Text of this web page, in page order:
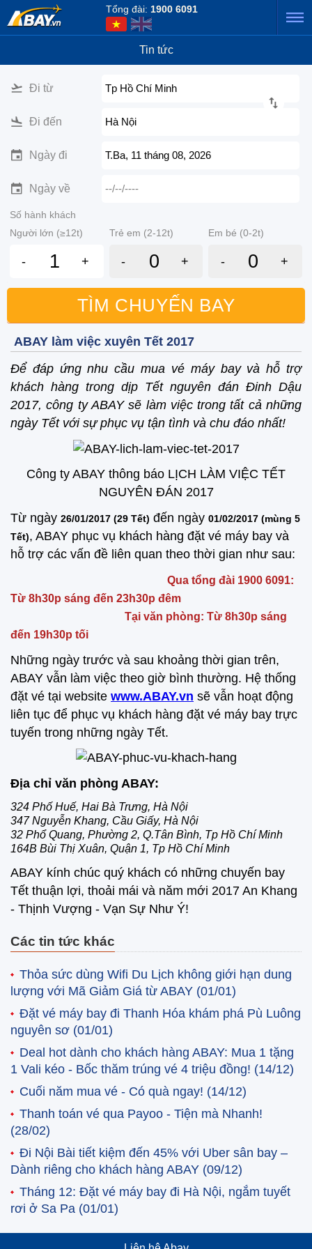
Tổng đài: 1900 6091
Tin tức
Đi từ Tp Hồ Chí Minh
Đi đến Hà Nội
Ngày đi T.Ba, 11 tháng 08, 2026
Ngày về --/--/----
Số hành khách
Người lớn (≥12t)
Trẻ em (2-12t) Em bé (0-2t)
- + - + - +
TÌM CHUYẾN BAY
ABAY làm việc xuyên Tết 2017
Để đáp ứng nhu cầu mua vé máy bay và hỗ trợ
khách hàng trong dịp Tết nguyên đán Đinh Dậu
2017, công ty ABAY sẽ làm việc trong tất cả những
ngày Tết với sự phục vụ tận tình và chu đáo nhất!
Công ty ABAY thông báo LỊCH LÀM VIỆC TẾT
NGUYÊN ĐÁN 2017
Từ ngày 26/01/2017 (29 Tết) đến ngày 01/02/2017 (mùng 5
Tết), ABAY phục vụ khách hàng đặt vé máy bay và
hỗ trợ các vấn đề liên quan theo thời gian như sau:
Qua tổng đài 1900 6091:
Từ 8h30p sáng đến 23h30p đêm
Tại văn phòng: Từ 8h30p sáng
đến 19h30p tối
Những ngày trước và sau khoảng thời gian trên,
ABAY vẫn làm việc theo giờ bình thường. Hệ thống
đặt vé tại website www.ABAY.vn sẽ vẫn hoạt động
liên tục để phục vụ khách hàng đặt vé máy bay trực
tuyến trong những ngày Tết.
Địa chỉ văn phòng ABAY:
324 Phố Huế, Hai Bà Trưng, Hà Nội
347 Nguyễn Khang, Cầu Giấy, Hà Nội
32 Phổ Quang, Phường 2, Q.Tân Bình, Tp Hồ Chí Minh
164B Bùi Thị Xuân, Quận 1, Tp Hồ Chí Minh
ABAY kính chúc quý khách có những chuyến bay
Tết thuận lợi, thoải mái và năm mới 2017 An Khang
- Thịnh Vượng - Vạn Sự Như Ý!
Các tin tức khác
Thỏa sức dùng Wifi Du Lịch không giới hạn dung
lượng với Mã Giảm Giá từ ABAY (01/01)
Đặt vé máy bay đi Thanh Hóa khám phá Pù Luông
nguyên sơ (01/01)
Deal hot dành cho khách hàng ABAY: Mua 1 tặng
1 Vali kéo - Bốc thăm trúng vé 4 triệu đồng! (14/12)
Cuối năm mua vé - Có quà ngay! (14/12)
Thanh toán vé qua Payoo - Tiện mà Nhanh!
(28/02)
Đi Nội Bài tiết kiệm đến 45% với Uber sân bay –
Dành riêng cho khách hàng ABAY (09/12)
Tháng 12: Đặt vé máy bay đi Hà Nội, ngắm tuyết
rơi ở Sa Pa (01/01)